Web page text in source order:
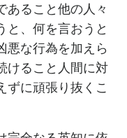
あること他の人々
と、何を言おうと
悪な行為を加えら
けること人間に対
ずに頑張り抜くこ